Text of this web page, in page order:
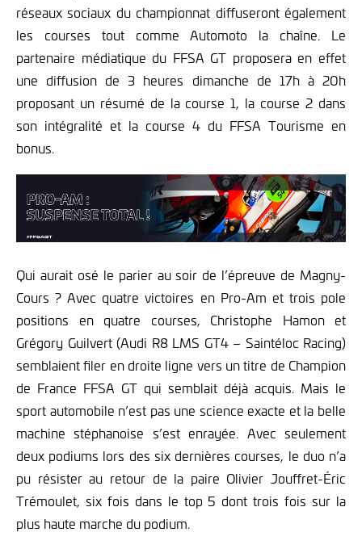
réseaux sociaux du championnat diffuseront également
les courses tout comme Automoto la chaîne. Le
partenaire médiatique du FFSA GT proposera en effet
une diffusion de 3 heures dimanche de 17h à 20h
proposant un résumé de la course 1, la course 2 dans
son intégralité et la course 4 du FFSA Tourisme en
bonus.
Qui aurait osé le parier au soir de l’épreuve de Magny-
Cours ? Avec quatre victoires en Pro-Am et trois pole
positions en quatre courses, Christophe Hamon et
Grégory Guilvert (Audi R8 LMS GT4 – Saintéloc Racing)
semblaient filer en droite ligne vers un titre de Champion
de France FFSA GT qui semblait déjà acquis. Mais le
sport automobile n’est pas une science exacte et la belle
machine stéphanoise s’est enrayée. Avec seulement
deux podiums lors des six dernières courses, le duo n’a
pu résister au retour de la paire Olivier Jouffret-Éric
Trémoulet, six fois dans le top 5 dont trois fois sur la
plus haute marche du podium.